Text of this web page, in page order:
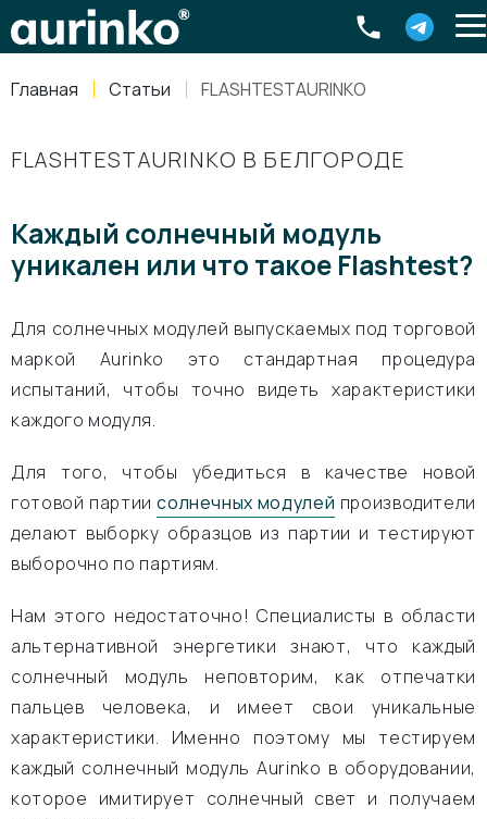
Главная Статьи FLASHTESTAURINKO
FLASHTESTAURINKO В БЕЛГОРОДЕ
Каждый солнечный модуль
уникален или что такое Flashtest?
Для солнечных модулей выпускаемых под торговой
маркой Aurinko это стандартная процедура
испытаний, чтобы точно видеть характеристики
каждого модуля.
Для того, чтобы убедиться в качестве новой
готовой партиисолнечных модулей производители
делают выборку образцов из партии и тестируют
выборочно по партиям.
Нам этого недостаточно! Специалисты в области
альтернативной энергетики знают, что каждый
солнечный модуль неповторим, как отпечатки
пальцев человека, и имеет свои уникальные
характеристики. Именно поэтому мы тестируем
каждый солнечный модуль Aurinko в оборудовании,
которое имитирует солнечный свет и получаем
Россия, Свердловская область Екатеринбург ,
8-800-770-79-40